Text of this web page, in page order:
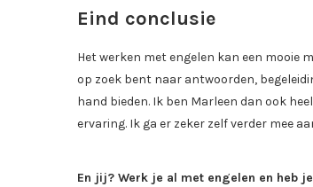
Eind conclusie
Het werken met engelen kan een mooie
op zoek bent naar antwoorden,
hand bieden. Ik ben Marleen dan ook
ervaring. Ik ga er zeker zelf verder mee
En jij? Werk je al met engelen en heb